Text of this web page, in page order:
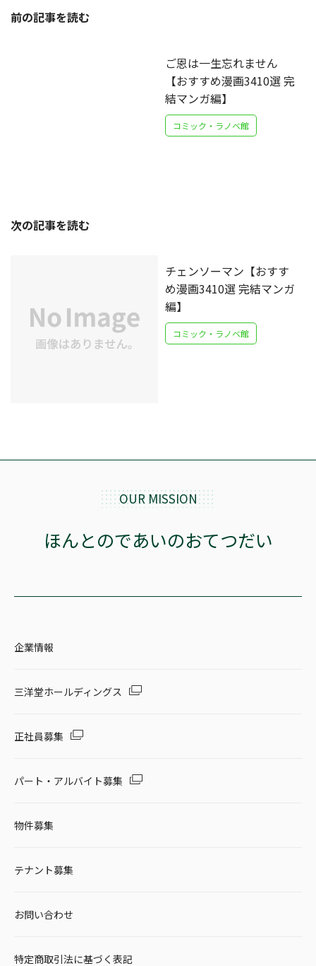
前の記事を読む
ご恩は一生忘れません
【おすすめ漫画3410選 完
結マンガ編】
コミック・ラノベ館
次の記事を読む
チェンソーマン【おすす
め漫画3410選 完結マンガ
編】
コミック・ラノベ館
OUR MISSION
ほんとのであいのおてつだい
企業情報
三洋堂ホールディングス
正社員募集
パート・アルバイト募集
物件募集
テナント募集
お問い合わせ
特定商取引法に基づく表記